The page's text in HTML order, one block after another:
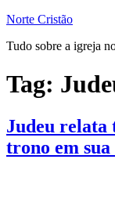
Pular
o
Norte Cristão
Tudo sobre a igreja
Tag:
Judeu relata
trono em sua